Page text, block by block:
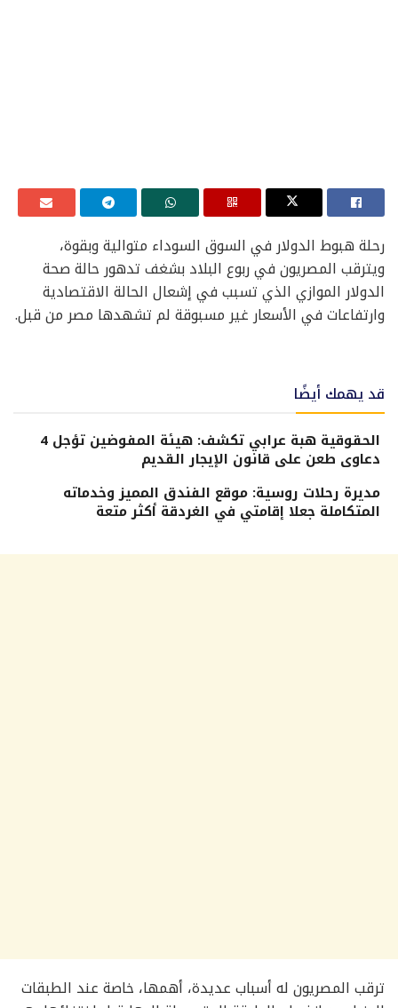
رحلة هبوط الدولار في السوق السوداء متوالية وبقوة،
ويترقب المصريون في ربوع البلاد بشغف تدهور حالة صحة
الدولار الموازي الذي تسبب في إشعال الحالة الاقتصادية
وارتفاعات في الأسعار غير مسبوقة لم تشهدها مصر من قبل.
قد يهمك أيضًا
الحقوقية هبة عرابي تكشف: هيئة المفوضين تؤجل 4
دعاوى طعن على قانون الإيجار القديم
مديرة رحلات روسية: موقع الفندق المميز وخدماته
المتكاملة جعلا إقامتي في الغردقة أكثر متعة
ترقب المصريون له أسباب عديدة، أهمها، خاصة عند الطبقات